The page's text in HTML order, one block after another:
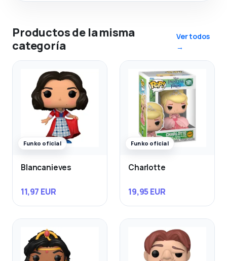
Productos de la misma
categoría
Ver todos
→
Funko oficial
Blancanieves
11,97 EUR
Funko oficial
Charlotte
19,95 EUR